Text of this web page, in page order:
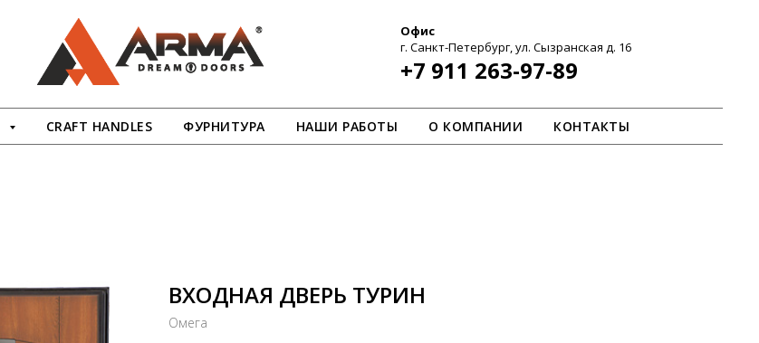
Офис
г. Санкт-Петербург, ул. Сызранская д. 16
+7 911 263-97-89
CRAFT HANDLES ФУРНИТУРА НАШИ РАБОТЫ О КОМПАНИИ КОНТАКТЫ
ВХОДНАЯ ДВЕРЬ ТУРИН
Омега